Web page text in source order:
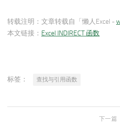
转载注明： 文章转载自「懒人Excel -
本文链接： Excel INDIRECT 函数
标签： 查找与引用函数
下一篇